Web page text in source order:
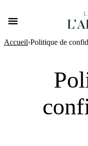
Accueil›Politique de